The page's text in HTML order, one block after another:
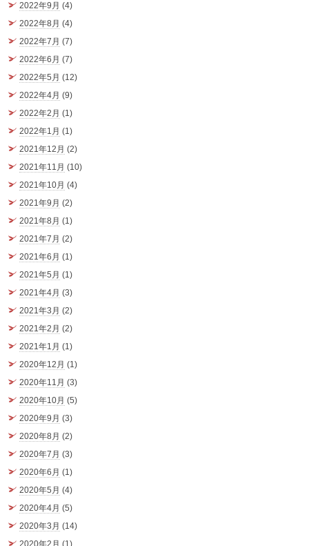
2022年9月 (4)
2022年8月 (4)
2022年7月 (7)
2022年6月 (7)
2022年5月 (12)
2022年4月 (9)
2022年2月 (1)
2022年1月 (1)
2021年12月 (2)
2021年11月 (10)
2021年10月 (4)
2021年9月 (2)
2021年8月 (1)
2021年7月 (2)
2021年6月 (1)
2021年5月 (1)
2021年4月 (3)
2021年3月 (2)
2021年2月 (2)
2021年1月 (1)
2020年12月 (1)
2020年11月 (3)
2020年10月 (5)
2020年9月 (3)
2020年8月 (2)
2020年7月 (3)
2020年6月 (1)
2020年5月 (4)
2020年4月 (5)
2020年3月 (14)